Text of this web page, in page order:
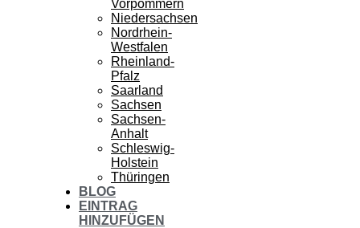
Vorpommern
Niedersachsen
Nordrhein-
Westfalen
Rheinland-
Pfalz
Saarland
Sachsen
Sachsen-
Anhalt
Schleswig-
Holstein
Thüringen
BLOG
EINTRAG
HINZUFÜGEN